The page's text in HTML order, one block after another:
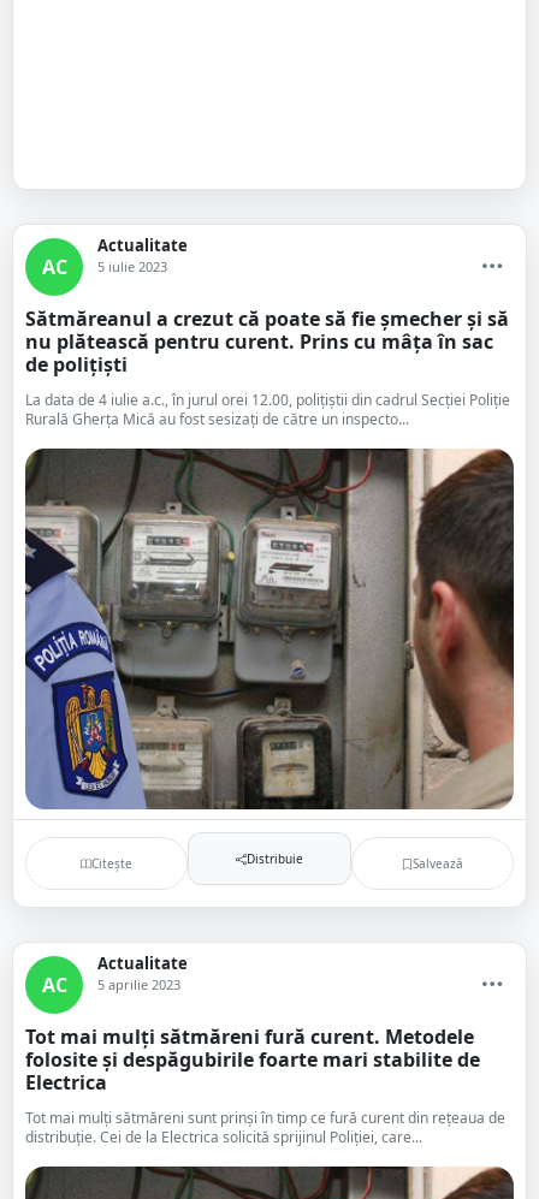
AC
Actualitate
5 iulie 2023
Sătmăreanul a crezut că poate să fie șmecher și să
nu plătească pentru curent. Prins cu mâța în sac
de polițiști
La data de 4 iulie a.c., în jurul orei 12.00, polițiștii din cadrul Secției Poliție
Rurală Gherța Mică au fost sesizați de către un inspecto...
Citește Distribuie Salvează
AC
Actualitate
5 aprilie 2023
Tot mai mulți sătmăreni fură curent. Metodele
folosite și despăgubirile foarte mari stabilite de
Electrica
Tot mai mulți sătmăreni sunt prinși în timp ce fură curent din rețeaua de
distribuție. Cei de la Electrica solicită sprijinul Poliției, care...